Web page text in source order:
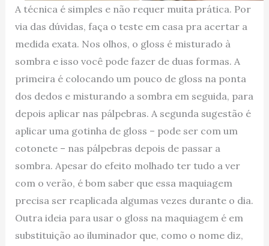
A técnica é simples e não requer muita prática. Por
via das dúvidas, faça o teste em casa pra acertar a
medida exata. Nos olhos, o gloss é misturado à
sombra e isso você pode fazer de duas formas. A
primeira é colocando um pouco de gloss na ponta
dos dedos e misturando a sombra em seguida, para
depois aplicar nas pálpebras. A segunda sugestão é
aplicar uma gotinha de gloss – pode ser com um
cotonete – nas pálpebras depois de passar a
sombra. Apesar do efeito molhado ter tudo a ver
com o verão, é bom saber que essa maquiagem
precisa ser reaplicada algumas vezes durante o dia.
Outra ideia para usar o gloss na maquiagem é em
substituição ao iluminador que, como o nome diz,